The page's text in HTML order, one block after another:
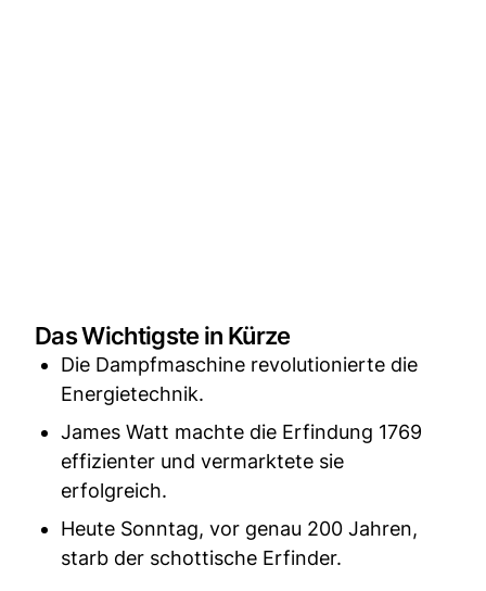
Das Wichtigste in Kürze
Die Dampfmaschine revolutionierte die
Energietechnik.
James Watt machte die Erfindung 1769
effizienter und vermarktete sie
erfolgreich.
Heute Sonntag, vor genau 200 Jahren,
starb der schottische Erfinder.